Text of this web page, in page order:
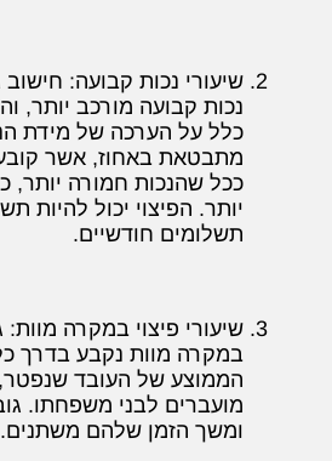
שיעורי נכות קבועה: חישוב
נכות קבועה מורכב יותר,
כלל על הערכה של מידת
מתבטאת באחוז, אשר קובע
ככל שהנכות חמורה יותר,
יותר. הפיצוי יכול להיות
תשלומים חודשיים.
שיעורי פיצוי במקרה מוות:
במקרה מוות נקבע בדרך
הממוצע של העובד
מועברים לבני משפחתו.
ומשך הזמן שלהם משתנים.